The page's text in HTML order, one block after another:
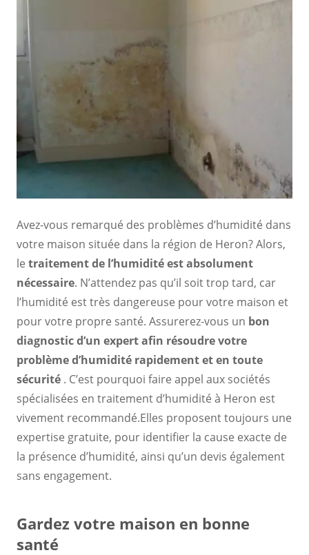
Avez-vous remarqué des problèmes d’humidité dans
votre maison située dans la région de Heron? Alors,
le traitement de l’humidité est absolument
nécessaire. N’attendez pas qu’il soit trop tard, car
l’humidité est très dangereuse pour votre maison et
pour votre propre santé. Assurerez-vous un bon
diagnostic d’un expertafin résoudre votre
problème d’humidité rapidement et en toute
sécurité . C’est pourquoi faire appel aux sociétés
spécialisées en traitement d’humidité à Heron est
vivement recommandé.Elles proposent toujours une
expertise gratuite, pour identifier la cause exacte de
la présence d’humidité, ainsi qu’un devis également
sans engagement.
Gardez votre maison en bonne
santé